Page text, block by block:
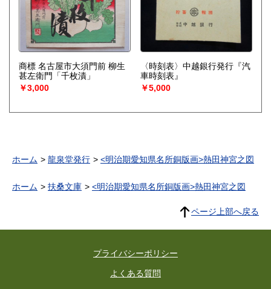
商標 名古屋市大須門前 柳生
甚左衛門「千枚漬」
￥3,000
〈時刻表〉中越銀行発行『汽
車時刻表』
￥5,000
ホーム 龍泉堂発行 <明治期愛知県名所銅版画>熱田神宮之図
ホーム 扶桑文庫 <明治期愛知県名所銅版画>熱田神宮之図
ページ上部へ戻る
プライバシーポリシー
よくある質問